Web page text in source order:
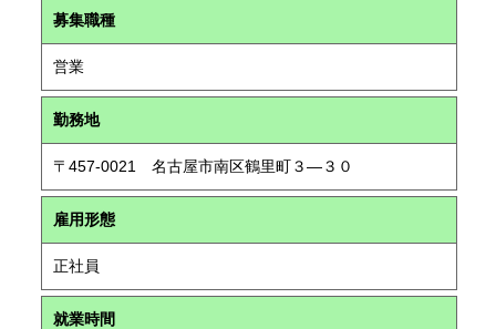
募集職種
営業
勤務地
〒457-0021 名古屋市南区鶴里町３―３０
雇用形態
正社員
就業時間